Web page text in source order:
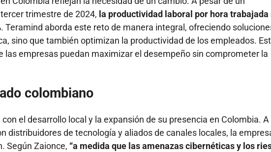
trimestre de 2024, la productividad laboral por hora trabajada
. Teramind aborda este reto de manera integral, ofreciendo
sino que también optimizan la productividad de los empleados.
las empresas puedan maximizar el desempeño sin comprometer la
colombiano
el desarrollo local y la expansión de su presencia en Colombia. A
distribuidores de tecnología y aliados de canales locales, la
Según Zaionce, “a medida que las amenazas cibernéticas y los